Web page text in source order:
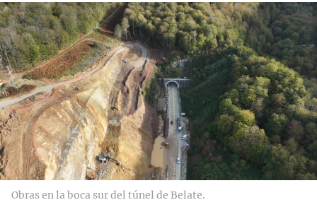
Obras en la boca sur del túnel de Belate.